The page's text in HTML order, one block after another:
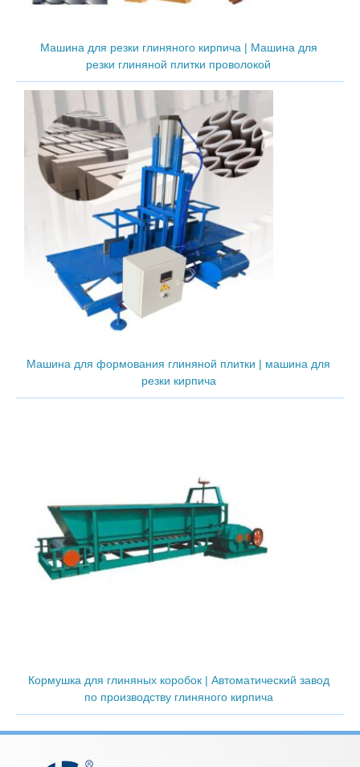
Машина для резки глиняного кирпича | Машина для
резки глиняной плитки проволокой
Машина для формования глиняной плитки | машина для
резки кирпича
Кормушка для глиняных коробок | Автоматический завод
по производству глиняного кирпича